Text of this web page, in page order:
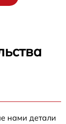
нами детали